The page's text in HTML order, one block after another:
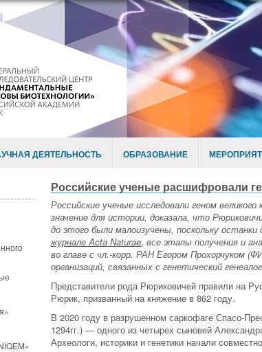
ДЕЯТЕЛЬНОСТЬ ОБРАЗОВАНИЕ
Российские ученые расшифровали
Российские ученые исследовали геном
значение для истории, доказала, что
до этого были малоизучены, поскольку
журнале Acta Naturae, все этапы получения и
во главе с чл.-корр. РАН Егором Прохорчуком
организаций, связанных с генетический
Представители рода Рюриковичей правили на
Рюрик, призванный на княжение в 862 году.
В 2020 году в разрушенном саркофаге Спасо-
1294гг.) — одного из четырех сыновей
Археологи, историки и генетики начали